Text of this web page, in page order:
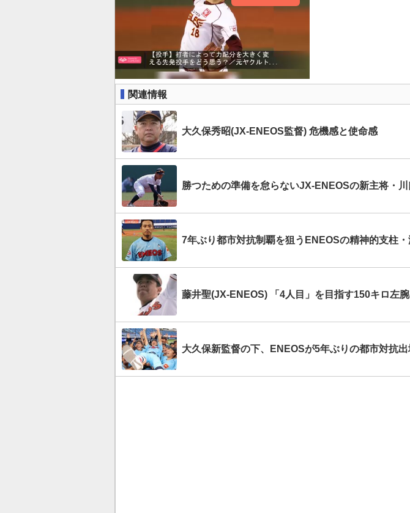
関連情報
大久保秀昭(JX-ENEOS監督) 危機感と使命感
勝つための準備を怠らないJX-ENEOSの新主将・
7年ぶり都市対抗制覇を狙うENEOSの精神的支柱
藤井聖(JX-ENEOS) 「4人目」を目指す150キロ左
大久保新監督の下、ENEOSが5年ぶりの都市対抗